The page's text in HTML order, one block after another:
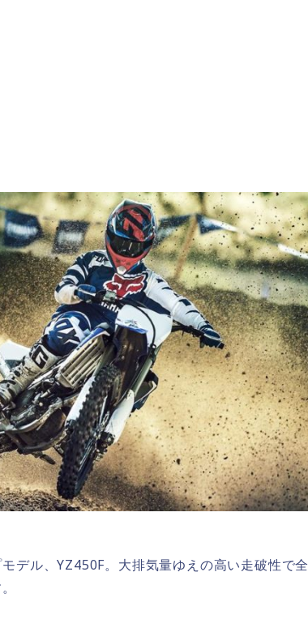
デル、YZ450F。大排気量ゆえの高い走破性で全